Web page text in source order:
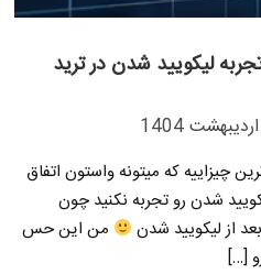
لیکویید شدن در ترید
چیزاییه که میتونه واستون اتفاق
شدن رو تجربه نکنید چون
از لیکویید شدن
من این حس
[…]